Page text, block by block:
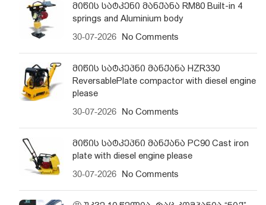
მიწის სატკენი მანქანა RM80 Built-in 4
springs and Aluminium body
30-07-2026 No Comments
მიწის სატკეპნი მანქანა HZR330
ReversablePlate compactor with diesel engine
please
30-07-2026 No Comments
მიწის სატკეპნი მანქანა PC90 Cast iron
plate with diesel engine please
30-07-2026 No Comments